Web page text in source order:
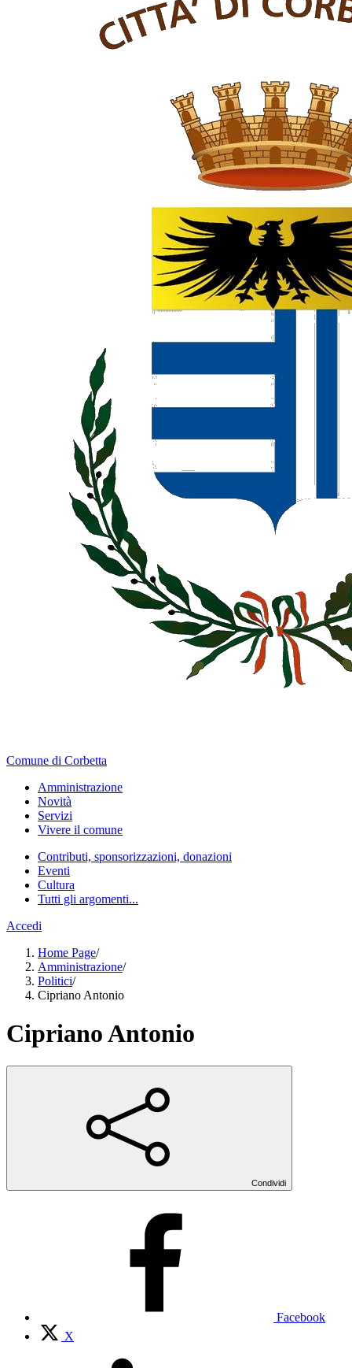
Comune di Corbetta
Amministrazione
Novità
Servizi
Vivere il comune
Contributi, sponsorizzazioni, donazioni
Eventi
Cultura
Tutti gli argomenti...
Accedi
Home Page/
Amministrazione/
Politici/
Cipriano Antonio
Cipriano Antonio
Condividi
Facebook
X